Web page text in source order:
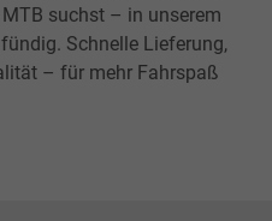
suchst – in unserem
Schnelle Lieferung,
– für mehr Fahrspaß